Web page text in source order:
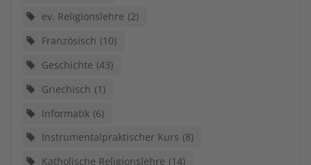
ev. Religionslehre 2
Französisch 10
Geschichte 43
Griechisch 1
Informatik 6
Instrumentalpraktischer Kurs 8
Katholische Religionslehre 14